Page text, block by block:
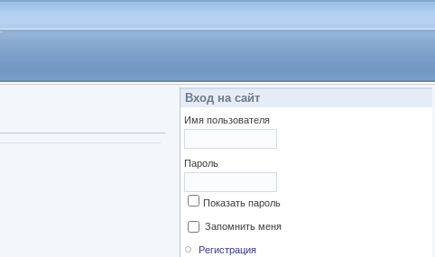
Вход на сайт
Имя пользователя
Пароль
Показать пароль
Запомнить меня
Регистрация